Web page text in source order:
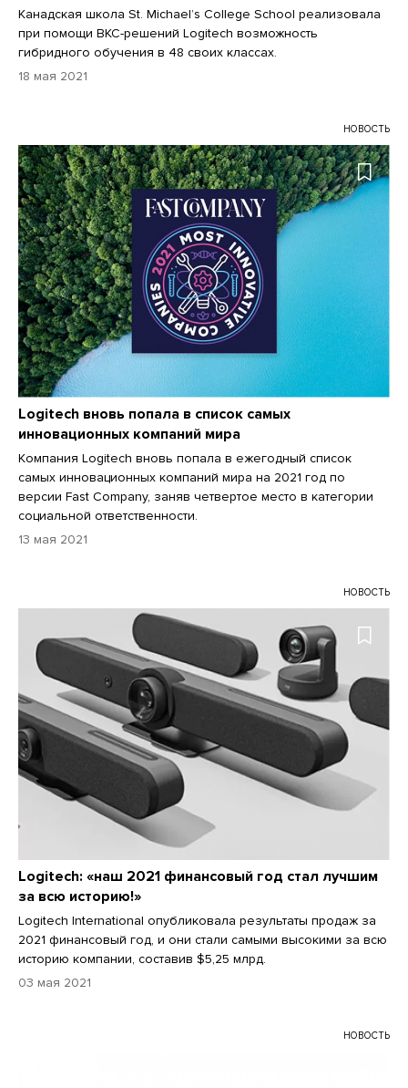
Канадская школа St. Michael’s College School реализовала
при помощи ВКС-решений Logitech возможность
гибридного обучения в 48 своих классах.
18 мая 2021
НОВОСТЬ
Logitech вновь попала в список самых
инновационных компаний мира
Компания Logitech вновь попала в ежегодный список
самых инновационных компаний мира на 2021 год по
версии Fast Company, заняв четвертое место в категории
социальной ответственности.
13 мая 2021
НОВОСТЬ
Logitech: «наш 2021 финансовый год стал лучшим
за всю историю!»
Logitech International опубликовала результаты продаж за
2021 финансовый год, и они стали самыми высокими за всю
историю компании, составив $5,25 млрд.
03 мая 2021
НОВОСТЬ